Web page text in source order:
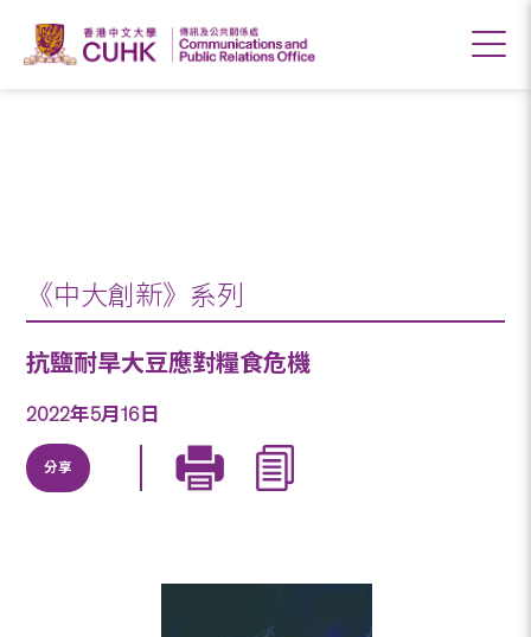
《中大創新》系列
抗鹽耐旱大豆應對糧食危機
2022年5月16日
分享